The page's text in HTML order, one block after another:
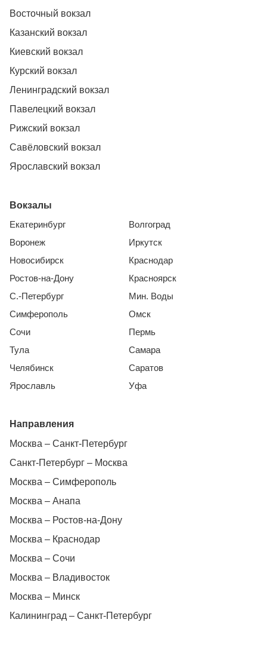
Восточный вокзал
Казанский вокзал
Киевский вокзал
Курский вокзал
Ленинградский вокзал
Павелецкий вокзал
Рижский вокзал
Савёловский вокзал
Ярославский вокзал
Вокзалы
Екатеринбург
Воронеж
Новосибирск
Ростов-на-Дону
С.-Петербург
Симферополь
Сочи
Тула
Челябинск
Ярославль
Волгоград
Иркутск
Краснодар
Красноярск
Мин. Воды
Омск
Пермь
Самара
Саратов
Уфа
Направления
Москва – Санкт-Петербург
Санкт-Петербург – Москва
Москва – Симферополь
Москва – Анапа
Москва – Ростов-на-Дону
Москва – Краснодар
Москва – Сочи
Москва – Владивосток
Москва – Минск
Калининград – Санкт-Петербург